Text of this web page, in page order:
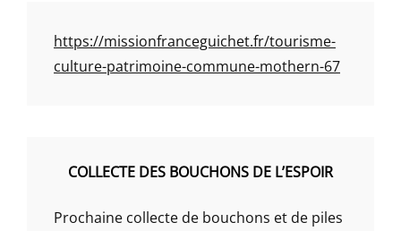
https://missionfranceguichet.fr/tourisme-
culture-patrimoine-commune-mothern-67
COLLECTE DES BOUCHONS DE L’ESPOIR
Prochaine collecte de bouchons et de piles